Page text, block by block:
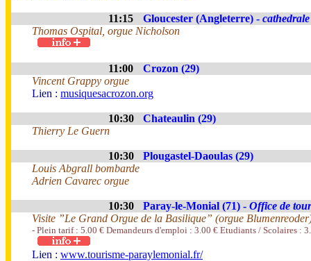
11:15 Gloucester (Angleterre) - cathedrale
Thomas Ospital, orgue Nicholson
11:00
Crozon (29)
Vincent Grappy orgue
Lien : musiquesacrozon.org
10:30
Chateaulin (29)
Thierry Le Guern
10:30
Plougastel-Daoulas (29)
Louis Abgrall bombarde
Adrien Cavarec orgue
10:30 Paray-le-Monial (71) - Office de
Visite ”Le Grand Orgue de la Basilique” (orgue
- Plein tarif : 5.00 € Demandeurs d'emploi : 3.00 € Etudiants / Scolaires :
Lien : www.tourisme-paraylemonial.fr/